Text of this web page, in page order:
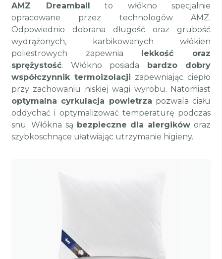
AMZ Dreamball
to włókno specjalnie
opracowane przez technologów AMZ.
Odpowiednio dobrana długość oraz grubość
wydrążonych, karbikowanych włókien
poliestrowych zapewnia
lekkość oraz
sprężystość. Włókno posiada
bardzo dobry
współczynnik termoizolacji zapewniając ciepło
przy zachowaniu niskiej wagi wyrobu. Natomiast
optymalna cyrkulacja powietrza pozwala ciału
oddychać i optymalizować temperaturę podczas
snu. Włókna są bezpieczne dla alergików oraz
szybkoschnące ułatwiając utrzymanie higieny.